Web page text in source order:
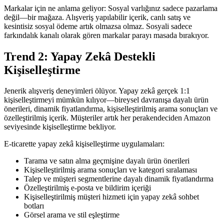
Markalar için ne anlama geliyor: Sosyal varlığınız sadece pazarlama
değil—bir mağaza. Alışveriş yapılabilir içerik, canlı satış ve
kesintisiz sosyal ödeme artık olmazsa olmaz. Sosyali sadece
farkındalık kanalı olarak gören markalar parayı masada bırakıyor.
Trend 2: Yapay Zekâ Destekli
Kişiselleştirme
Jenerik alışveriş deneyimleri ölüyor. Yapay zekâ gerçek 1:1
kişiselleştirmeyi mümkün kılıyor—bireysel davranışa dayalı ürün
önerileri, dinamik fiyatlandırma, kişiselleştirilmiş arama sonuçları ve
özelleştirilmiş içerik. Müşteriler artık her perakendeciden Amazon
seviyesinde kişiselleştirme bekliyor.
E-ticarette yapay zekâ kişiselleştirme uygulamaları:
Tarama ve satın alma geçmişine dayalı ürün önerileri
Kişiselleştirilmiş arama sonuçları ve kategori sıralaması
Talep ve müşteri segmentlerine dayalı dinamik fiyatlandırma
Özelleştirilmiş e-posta ve bildirim içeriği
Kişiselleştirilmiş müşteri hizmeti için yapay zekâ sohbet
botları
Görsel arama ve stil eşleştirme